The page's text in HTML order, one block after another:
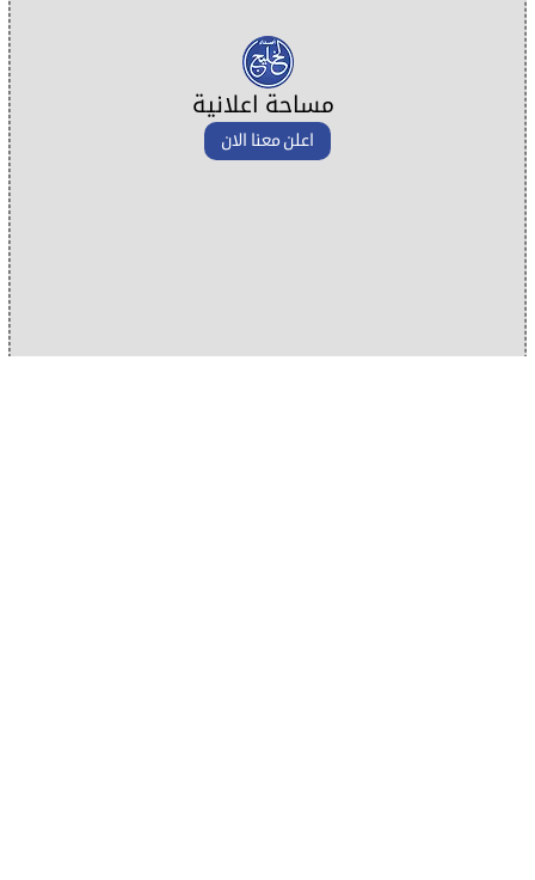
مساحة اعلانية
اعلن معنا الان